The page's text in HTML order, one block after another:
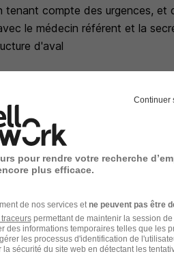
tenant compte des urgences, et
le médecin référent et la
d'aval
avec le logisticien
des patients et du
(Audit, EPP, VOPPS,
des programmes d'ETP de
identitovigilance, suivi des
en cancérologie : OECI
des nouveaux personnels
formation interne - Dossier en
Continuer
pour rendre votre recherche
plus efficace.
de nos services et ne peuvent pas être
permettant de maintenir la session
des informations temporaires telles que les
les processus d'identification de
sécurité du site web en détectant les